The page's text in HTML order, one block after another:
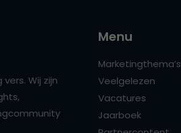
Wij zijn
Menu
Marketingthema’s
Veelgelezen
Vacatures
Jaarboek